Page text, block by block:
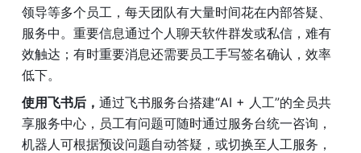
领导等多个员工，每天团队有大量时间花在内部答疑、
服务中。重要信息通过个人聊天软件群发或私信，难有
效触达；有时重要消息还需要员工手写签名确认，效率
低下。
使用飞书后， 通过飞书服务台搭建“AI + 人工”的全员共
享服务中心，员工有问题可随时通过服务台统一咨询，
机器人可根据预设问题自动答疑，或切换至人工服务，